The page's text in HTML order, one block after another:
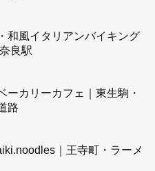
和風イタリアンバイキング
良駅
カリーカフェ｜東生駒・
路
｜王寺町・ラーメ